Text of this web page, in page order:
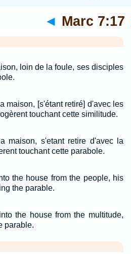
◄ Marc 7:17
loin de la foule, ses disciples
maison, [s'étant retiré] d'avec les
touchant cette similitude.
maison, s'etant retire d'avec la
touchant cette parabole.
the house from the people, his
the parable.
the house from the multitude,
parable.